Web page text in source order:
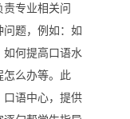
专业相关问
题，例如：如
何提高口语水
怎么办等。此
口语中心，提供